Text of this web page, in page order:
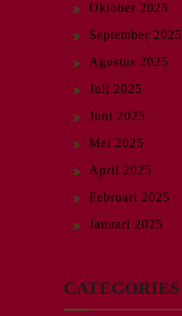
Oktober 2025
September 2025
Agustus 2025
Juli 2025
Juni 2025
Mei 2025
April 2025
Februari 2025
Januari 2025
CATEGORIES